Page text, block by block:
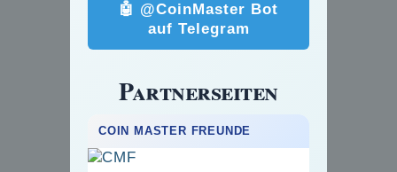
🤖 @CoinMaster Bot
auf Telegram
Partnerseiten
COIN MASTER FREUNDE